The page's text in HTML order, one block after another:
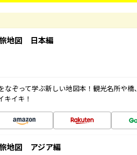
地図 日本編
なぞって学ぶ新しい地図本！観光名所や
キイキ！
地図 アジア編